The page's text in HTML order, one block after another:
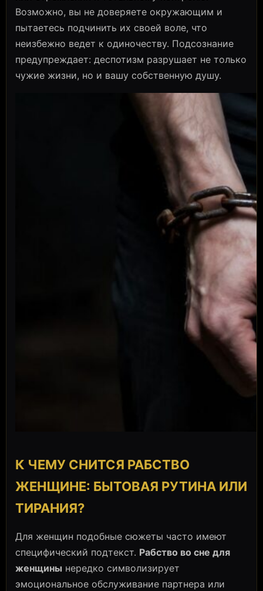
Возможно, вы не доверяете окружающим и
пытаетесь подчинить их своей воле, что
неизбежно ведет к одиночеству. Подсознание
предупреждает: деспотизм разрушает не только
чужие жизни, но и вашу собственную душу.
К ЧЕМУ СНИТСЯ РАБСТВО
ЖЕНЩИНЕ: БЫТОВАЯ РУТИНА ИЛИ
ТИРАНИЯ?
Для женщин подобные сюжеты часто имеют
специфический подтекст. Рабство во сне для
женщины нередко символизирует
эмоциональное обслуживание партнера или